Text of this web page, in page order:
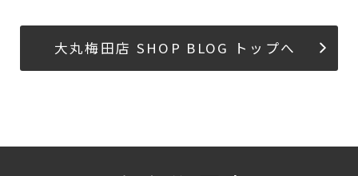
大丸梅田店 SHOP BLOG トップへ